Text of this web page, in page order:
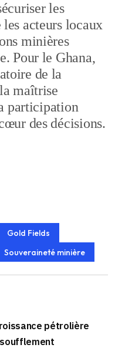
les
acteurs locaux
minières
Pour le Ghana,
de la
maîtrise
participation
des décisions.
Gold Fields
Souveraineté minière
pétrolière